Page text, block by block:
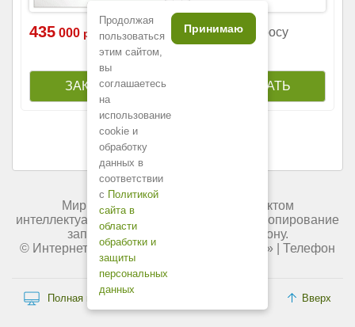
435 000 р. Цена по запросу
Мир мебели России является объектом
интеллектуальной собственности. Любое копирование
запрещено и преследуется по закону.
© Интернет-магазин « Мир мебели России
» | Телефон
+7 (495) 227-84-45.
Продолжая
пользоваться
этим сайтом,
вы
соглашаетесь
на
использование
cookie и
обработку
данных в
соответствии
с Политикой
сайта в
области
обработки и
защиты
персональных
данных
Принимаю
Вверх
Полная версия сайта